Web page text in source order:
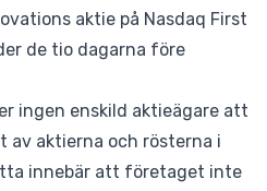
aktie på Nasdaq First
de tio dagarna före
ingen enskild aktieägare att
av aktierna och rösterna i
innebär att företaget inte